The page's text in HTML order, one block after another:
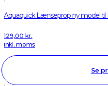
Aquaquick Lænseprop ny model til
129,00 kr.
inkl. moms
Se